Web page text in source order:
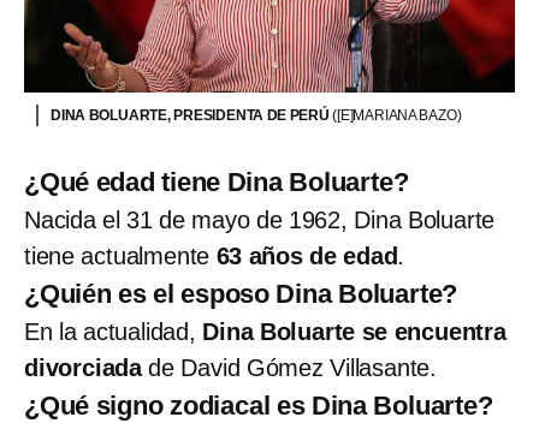
DINA BOLUARTE, PRESIDENTA DE PERÚ([E]MARIANA BAZO)
¿Qué edad tiene Dina Boluarte?
Nacida el 31 de mayo de 1962, Dina Boluarte
tiene actualmente 63 años de edad.
¿Quién es el esposo Dina Boluarte?
En la actualidad, Dina Boluarte se encuentra
divorciadade David Gómez Villasante.
¿Qué signo zodiacal es Dina Boluarte?